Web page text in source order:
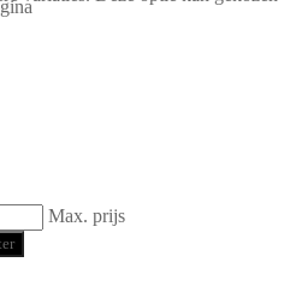
Max. prijs